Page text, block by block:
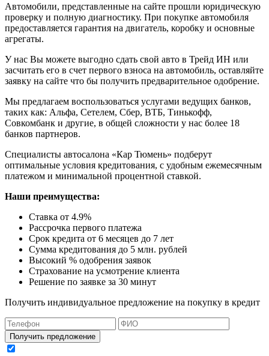
Автомобили, представленные на сайте прошли юридическую
проверку и полную диагностику. При покупке автомобиля
предоставляется гарантия на двигатель, коробку и основные
агрегаты.
У нас Вы можете выгодно сдать свой авто в Трейд ИН или
засчитать его в счет первого взноса на автомобиль, оставляйте
заявку на сайте что бы получить предварительное одобрение.
Мы предлагаем воспользоваться услугами ведущих банков,
таких как: Альфа, Сетелем, Сбер, ВТБ, Тинькофф,
Совкомбанк и другие, в общей сложности у нас более 18
банков партнеров.
Специалисты автосалона «Кар Тюмень» подберут
оптимальные условия кредитования, с удобным ежемесячным
платежом и минимальной процентной ставкой.
Наши преимущества:
Ставка от 4.9%
Рассрочка первого платежа
Срок кредита от 6 месяцев до 7 лет
Сумма кредитования до 5 млн. рублей
Высокий % одобрения заявок
Страхование на усмотрение клиента
Решение по заявке за 30 минут
Получить индивидуальное предложение на покупку в кредит
Получить предложение